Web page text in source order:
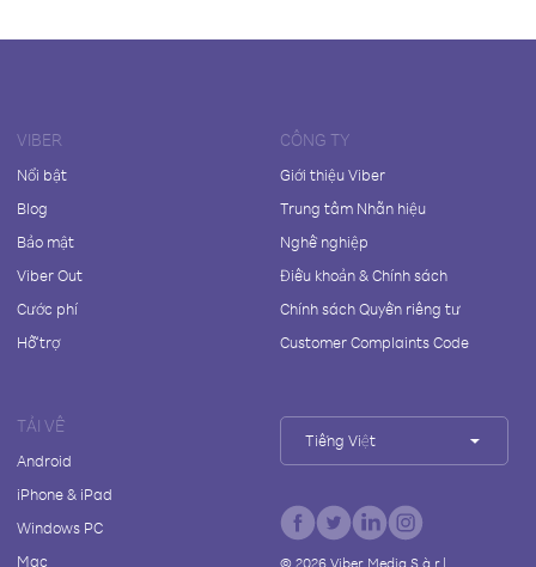
VIBER
Nổi bật
Blog
Bảo mật
Viber Out
Cước phí
Hỗ trợ
CÔNG TY
Giới thiệu Viber
Trung tâm Nhãn hiệu
Nghề nghiệp
Điều khoản & Chính sách
Chính sách Quyền riêng tư
Customer Complaints Code
TẢI VỀ
Android
iPhone & iPad
Windows PC
Mac
Tiếng Việt
© 2026Viber Media S.à r.l.